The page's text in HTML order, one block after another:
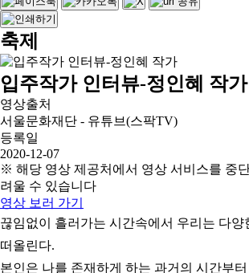
축제
입주작가 인터뷰-정인혜 작가
영상출처
서울문화재단 - 유튜브(스팍TV)
등록일
2020-12-07
※ 해당 영상 제공처에서 영상 서비스를 중
려울 수 있습니다
영상 보러 가기
끊임없이 흘러가는 시간속에서 우리는 다양
떠올린다.
본인은 나를 존재하게 하는 과거의 시간부